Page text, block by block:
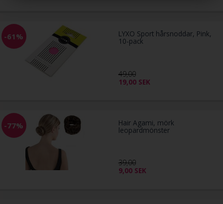
-61% LYXO Sport hårsnoddar, Pink,
10-pack
49,00
19,00 SEK
-77% Hair Agami, mörk
leopardmönster
39,00
9,00 SEK